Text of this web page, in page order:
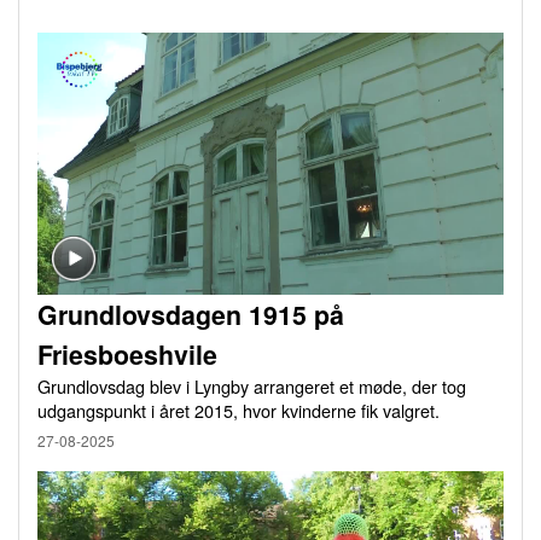
Grundlovsdagen 1915 på
Friesboeshvile
Grundlovsdag blev i Lyngby arrangeret et møde, der tog
udgangspunkt i året 2015, hvor kvinderne fik valgret.
27-08-2025